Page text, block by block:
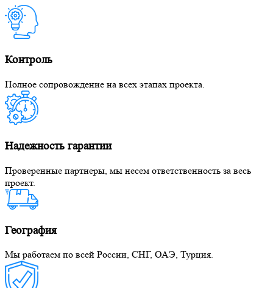
Контроль
Полное сопровождение на всех этапах проекта.
Надежность гарантии
Проверенные партнеры, мы несем ответственность за весь
проект.
География
Мы работаем по всей России, СНГ, ОАЭ, Турция.